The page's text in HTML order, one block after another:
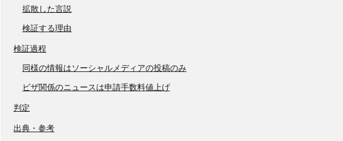
拡散した言説
検証する理由
検証過程
同様の情報はソーシャルメディアの投稿のみ
ビザ関係のニュースは申請手数料値上げ
判定
出典・参考